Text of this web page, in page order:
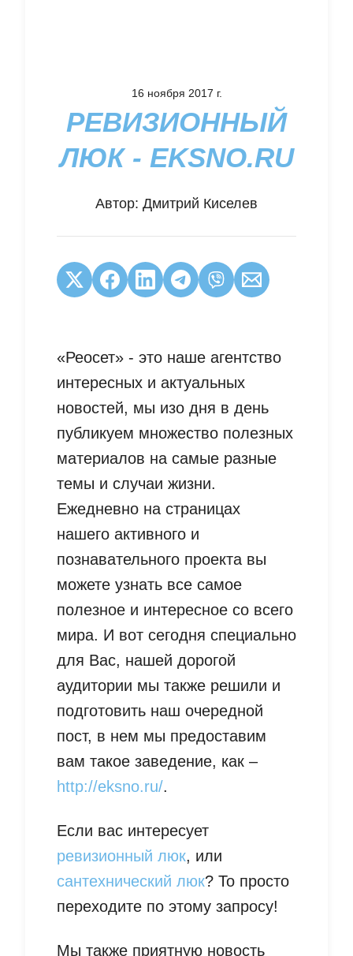
16 ноября 2017 г.
РЕВИЗИОННЫЙ
ЛЮК - EKSNO.RU
Автор: Дмитрий Киселев
«Реосет» - это наше агентство
интересных и актуальных
новостей, мы изо дня в день
публикуем множество полезных
материалов на самые разные
темы и случаи жизни.
Ежедневно на страницах
нашего активного и
познавательного проекта вы
можете узнать все самое
полезное и интересное со всего
мира. И вот сегодня специально
для Вас, нашей дорогой
аудитории мы также решили и
подготовить наш очередной
пост, в нем мы предоставим
вам такое заведение, как –
http://eksno.ru/.
Если вас интересует
ревизионный люк, или
сантехнический люк? То просто
переходите по этому запросу!
Мы также приятную новость